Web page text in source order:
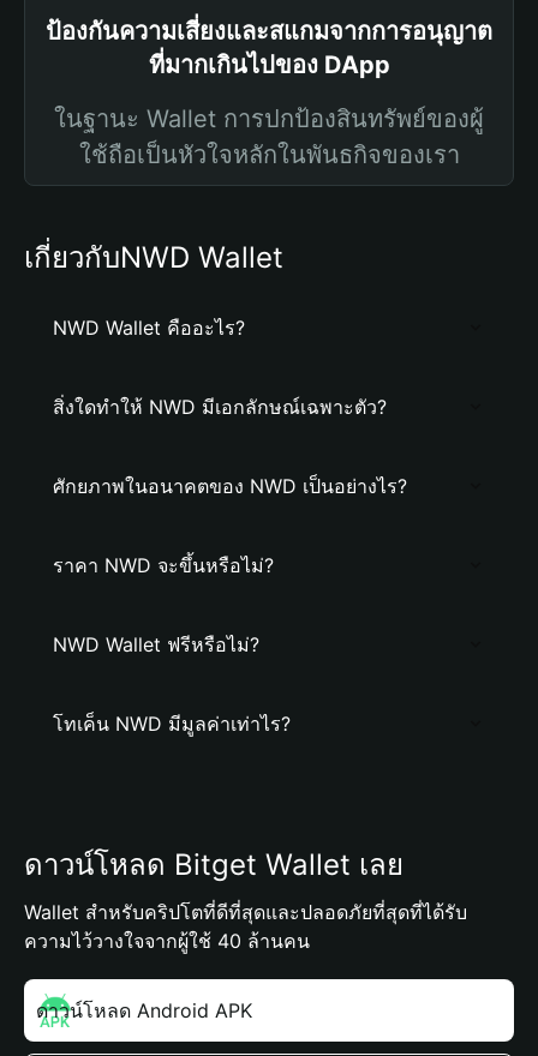
ป้องกันความเสี่ยงและสแกมจากการอนุญาต
ที่มากเกินไปของ DApp
ในฐานะ Wallet การปกป้องสินทรัพย์ของผู้
ใช้ถือเป็นหัวใจหลักในพันธกิจของเรา
เกี่ยวกับNWD Wallet
NWD Wallet คืออะไร?
สิ่งใดทำให้ NWD มีเอกลักษณ์เฉพาะตัว?
ศักยภาพในอนาคตของ NWD เป็นอย่างไร?
ราคา NWD จะขึ้นหรือไม่?
NWD Wallet ฟรีหรือไม่?
โทเค็น NWD มีมูลค่าเท่าไร?
ดาวน์โหลด Bitget Wallet เลย
Wallet สำหรับคริปโตที่ดีที่สุดและปลอดภัยที่สุดที่ได้รับ
ความไว้วางใจจากผู้ใช้ 40 ล้านคน
ดาวน์โหลด Android APK